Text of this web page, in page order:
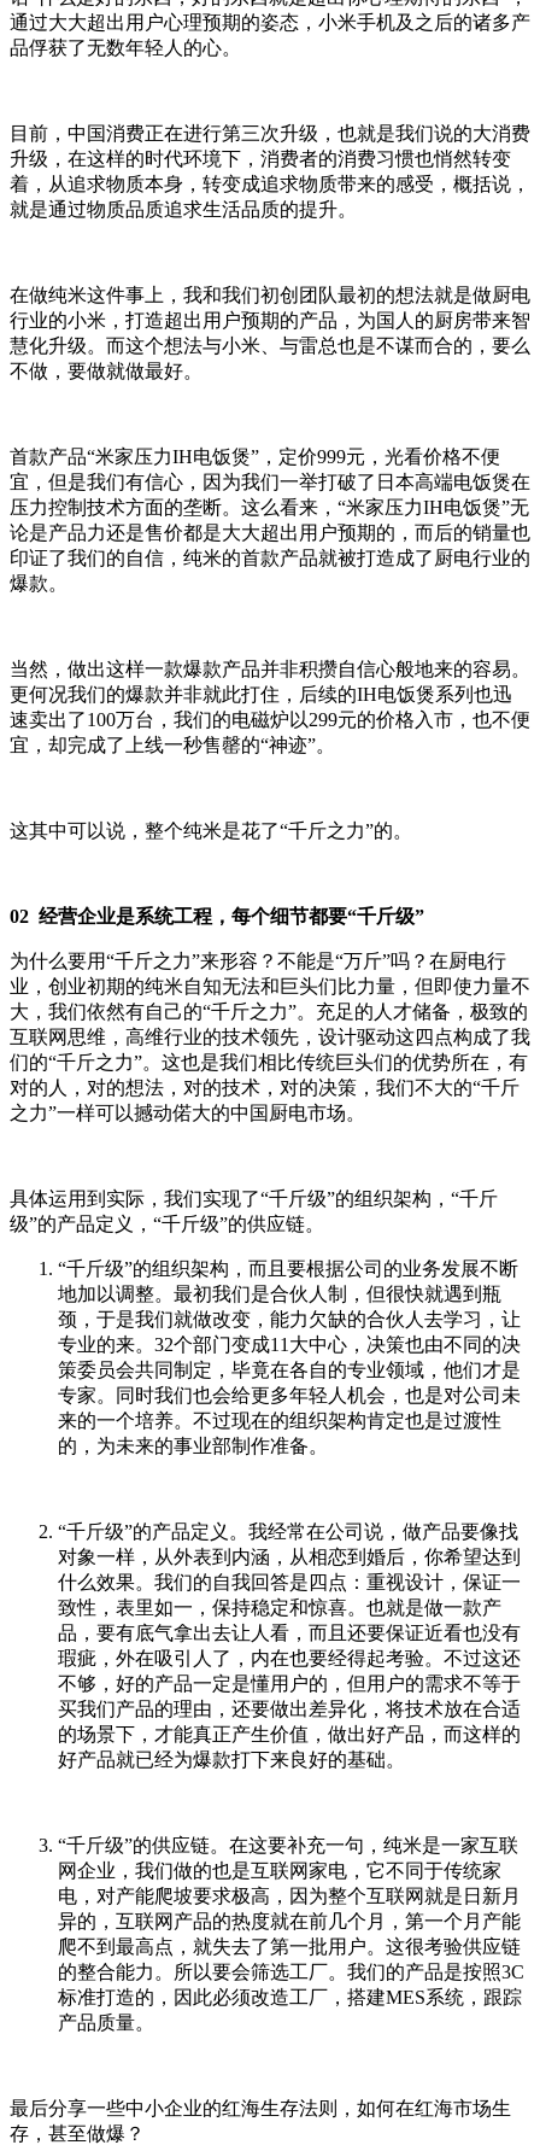
通过大大超出用户心理预期的姿态，小米手机及之后的诸多产
品俘获了无数年轻人的心。
目前，中国消费正在进行第三次升级，也就是我们说的大消费
升级，在这样的时代环境下，消费者的消费习惯也悄然转变
着，从追求物质本身，转变成追求物质带来的感受，概括说，
就是通过物质品质追求生活品质的提升。
在做纯米这件事上，我和我们初创团队最初的想法就是做厨电
行业的小米，打造超出用户预期的产品，为国人的厨房带来智
慧化升级。而这个想法与小米、与雷总也是不谋而合的，要么
不做，要做就做最好。
首款产品“米家压力IH电饭煲”，定价999元，光看价格不便
宜，但是我们有信心，因为我们一举打破了日本高端电饭煲在
压力控制技术方面的垄断。这么看来，“米家压力IH电饭煲”无
论是产品力还是售价都是大大超出用户预期的，而后的销量也
印证了我们的自信，纯米的首款产品就被打造成了厨电行业的
爆款。
当然，做出这样一款爆款产品并非积攒自信心般地来的容易。
更何况我们的爆款并非就此打住，后续的IH电饭煲系列也迅
速卖出了100万台，我们的电磁炉以299元的价格入市，也不便
宜，却完成了上线一秒售罄的“神迹”。
这其中可以说，整个纯米是花了“千斤之力”的。
02 经营企业是系统工程，每个细节都要“千斤级”
为什么要用“千斤之力”来形容？不能是“万斤”吗？在厨电行
业，创业初期的纯米自知无法和巨头们比力量，但即使力量不
大，我们依然有自己的“千斤之力”。充足的人才储备，极致的
互联网思维，高维行业的技术领先，设计驱动这四点构成了我
们的“千斤之力”。这也是我们相比传统巨头们的优势所在，有
对的人，对的想法，对的技术，对的决策，我们不大的“千斤
之力”一样可以撼动偌大的中国厨电市场。
具体运用到实际，我们实现了“千斤级”的组织架构，“千斤
级”的产品定义，“千斤级”的供应链。
“千斤级”的组织架构，而且要根据公司的业务发展不断
地加以调整。最初我们是合伙人制，但很快就遇到瓶
颈，于是我们就做改变，能力欠缺的合伙人去学习，让
专业的来。32个部门变成11大中心，决策也由不同的决
策委员会共同制定，毕竟在各自的专业领域，他们才是
专家。同时我们也会给更多年轻人机会，也是对公司未
来的一个培养。不过现在的组织架构肯定也是过渡性
的，为未来的事业部制作准备。
“千斤级”的产品定义。我经常在公司说，做产品要像找
对象一样，从外表到内涵，从相恋到婚后，你希望达到
什么效果。我们的自我回答是四点：重视设计，保证一
致性，表里如一，保持稳定和惊喜。也就是做一款产
品，要有底气拿出去让人看，而且还要保证近看也没有
瑕疵，外在吸引人了，内在也要经得起考验。不过这还
不够，好的产品一定是懂用户的，但用户的需求不等于
买我们产品的理由，还要做出差异化，将技术放在合适
的场景下，才能真正产生价值，做出好产品，而这样的
好产品就已经为爆款打下来良好的基础。
“千斤级”的供应链。在这要补充一句，纯米是一家互联
网企业，我们做的也是互联网家电，它不同于传统家
电，对产能爬坡要求极高，因为整个互联网就是日新月
异的，互联网产品的热度就在前几个月，第一个月产能
爬不到最高点，就失去了第一批用户。这很考验供应链
的整合能力。所以要会筛选工厂。我们的产品是按照3C
标准打造的，因此必须改造工厂，搭建MES系统，跟踪
产品质量。
最后分享一些中小企业的红海生存法则，如何在红海市场生
存，甚至做爆？